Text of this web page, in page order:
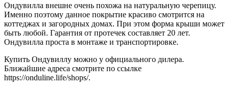
Ондувилла внешне очень похожа на натуральную черепицу.
Именно поэтому данное покрытие красиво смотрится на
коттеджах и загородных домах. При этом форма крыши может
быть любой. Гарантия от протечек составляет 20 лет.
Ондувилла проста в монтаже и транспортировке.
Купить Ондувиллу можно у официального дилера.
Ближайшие адреса смотрите по ссылке
https://onduline.life/shops/.